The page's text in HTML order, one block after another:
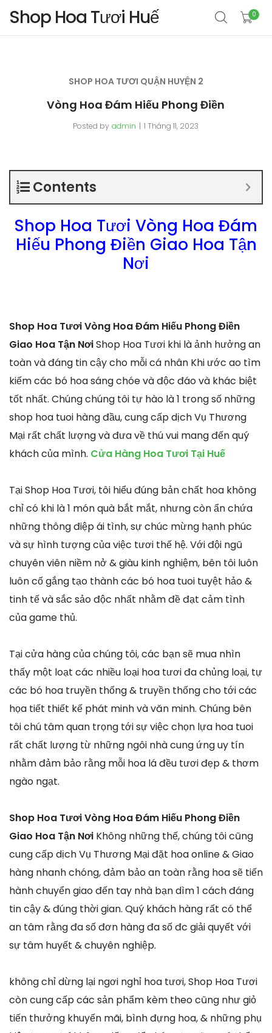
Shop Hoa Tươi Huế 0
SHOP HOA TƯƠI QUẬN HUYỆN 2
Vòng Hoa Đám Hiếu Phong Điền
Posted by admin 1 Tháng 11, 2023
Contents
Shop Hoa Tươi Vòng Hoa Đám
Hiếu Phong Điền Giao Hoa Tận
Nơi
Shop Hoa Tươi Vòng Hoa Đám Hiếu Phong Điền
Giao Hoa Tận NơiShop Hoa Tươi khi là ảnh hưởng an
toàn và đáng tin cậy cho mỗi cá nhân Khi ước ao tìm
kiếm các bó hoa sáng chóe và độc đáo và khác biệt
tốt nhất. Chúng chúng tôi tự hào là 1 trong số những
shop hoa tuoi hàng đầu, cung cấp dịch Vụ Thương
Mại rất chất lượng và đưa về thú vui mang đến quý
khách của mình. Cửa Hàng Hoa Tươi Tại Huế
Tại Shop Hoa Tươi, tôi hiểu đúng bản chất hoa không
chỉ có khi là 1 món quà bắt mắt, nhưng còn ẩn chứa
những thông điệp ái tình, sự chúc mừng hạnh phúc
và sự hình tượng của việc tươi thế hệ. Với đội ngũ
chuyên viên niềm nở & giàu kinh nghiệm, bên tôi luôn
luôn cố gắng tạo thành các bó hoa tuoi tuyệt hảo &
tinh tế và sắc sảo độc nhất nhằm đề đạt cảm tình
của game thủ.
Tại cửa hàng của chúng tôi, các bạn sẽ mua nhìn
thấy một loạt các nhiều loại hoa tươi đa chủng loại, tự
các bó hoa truyền thống & truyền thống cho tới các
họa tiết thiết kế phát minh và văn minh. Chúng bên
tôi chú tâm quan trọng tới sự việc chọn lựa hoa tuoi
rất chất lượng từ những ngôi nhà cung ứng uy tín
nhằm đảm bảo rằng mỗi hoa lá đều tươi đẹp & thơm
ngào ngạt.
Shop Hoa Tươi Vòng Hoa Đám Hiếu Phong Điền
Giao Hoa Tận Nơi Không những thế, chúng tôi cũng
cung cấp dịch Vụ Thương Mại đặt hoa online & Giao
hàng nhanh chóng, đảm bảo an toàn rằng hoa sẽ tiến
hành chuyển giao đến tay nhà bạn dìm 1 cách đáng
tin cậy & đúng thời gian. Quý khách hàng rất có thể
an tâm rằng đa số đơn hàng đa số đc giải quyết với
sự tâm huyết & chuyên nghiệp.
không chỉ dừng lại ngơi nghỉ hoa tươi, Shop Hoa Tươi
còn cung cấp các sản phẩm kèm theo cũng như giỏ
tiến thưởng khuyến mãi, bình đựng hoa, & những phụ